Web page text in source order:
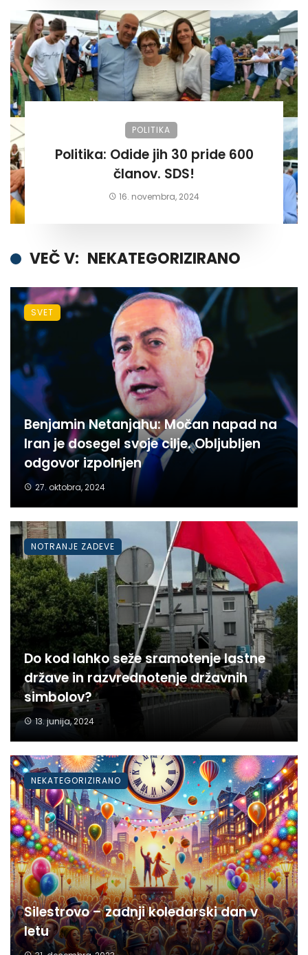
POLITIKA
Politika: Odide jih 30 pride 600
članov. SDS!
16. novembra, 2024
VEČ V: NEKATEGORIZIRANO
Benjamin Netanjahu: Močan napad na
Iran je dosegel svoje cilje. Obljubljen
odgovor izpolnjen
27. oktobra, 2024
SVET
Do kod lahko seže sramotenje lastne
države in razvrednotenje državnih
simbolov?
13. junija, 2024
NOTRANJE ZADEVE
Silestrovo – zadnji koledarski dan v
letu
NEKATEGORIZIRANO